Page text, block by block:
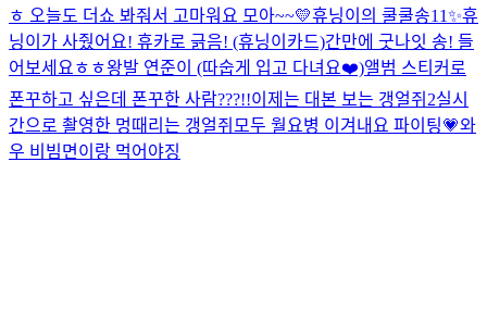
ㅎ 오늘도 더쇼 봐줘서 고마워요 모아~~💛휴닝이의 쿨쿨송11✨휴
닝이가 사줬어요! 휴카로 긁음! (휴닝이카드)간만에 굿나잇 송! 들
어보세요ㅎㅎ왕발 연준이 (따숩게 입고 다녀요❤️)앨범 스티커로
폰꾸하고 싶은데 폰꾸한 사람???!!이제는 대본 보는 갱얼쥐2실시
간으로 촬영한 멍때리는 갱얼쥐 모두 월요병 이겨내요 파이팅💗와
우 비빔면이랑 먹어야징